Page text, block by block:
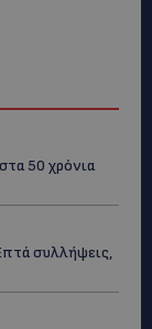
50 χρόνια
συλλήψεις,